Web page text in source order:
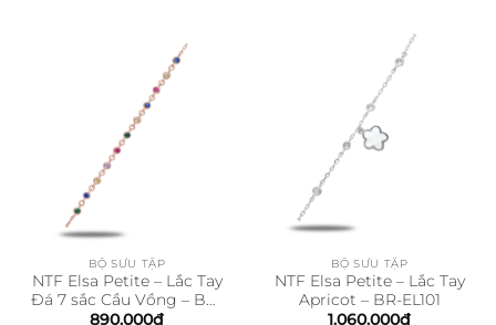
BỘ SƯU TẬP
NTF Elsa Petite – Lắc Tay
Đá 7 sắc Cầu Vồng – BR-
EL102
890.000₫
BỘ SƯU TẬP
NTF Elsa Petite – Lắc Tay
Apricot – BR-EL101
1.060.000₫